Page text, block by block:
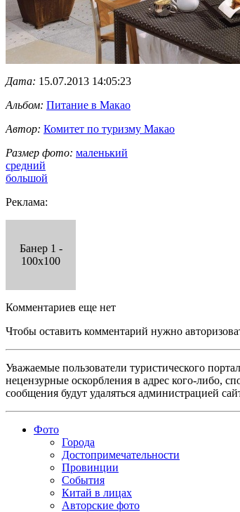
Дата: 15.07.2013 14:05:23
Альбом: Питание в Макао
Автор: Комитет по туризму Макао
Размер фото: маленький
средний
большой
Реклама:
Банер 1 -
100x100
Комментариев еще нет
Чтобы оставить комментарий нужно
Уважаемые пользователи туристического
нецензурные оскорбления в адрес кого-либо,
сообщения будут удаляться администрацией
Фото
Города
Достопримечательности
Провинции
События
Китай в лицах
Авторские фото